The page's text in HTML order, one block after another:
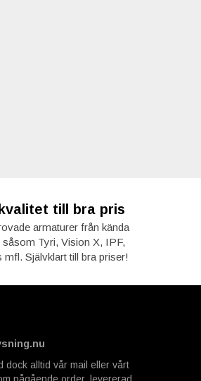
till bra pris
armaturer från kända
såsom Tyri, Vision X, IPF,
mfl. Självklart till bra priser!
dock alltid vår mail eller vårt